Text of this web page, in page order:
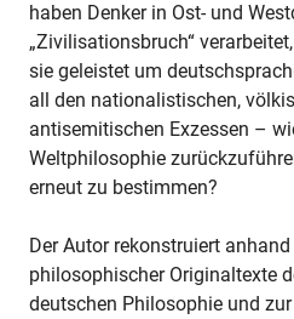
haben Denker in Ost- und
„Zivilisationsbruch“
sie geleistet um
all den nationalistischen,
antisemitischen Exzessen –
Weltphilosophie
erneut zu bestimmen?
Der Autor rekonstruiert
philosophischer Originaltexte
deutschen Philosophie und